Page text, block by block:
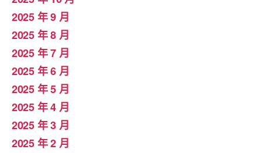
2025 年 9 月
2025 年 8 月
2025 年 7 月
2025 年 6 月
2025 年 5 月
2025 年 4 月
2025 年 3 月
2025 年 2 月